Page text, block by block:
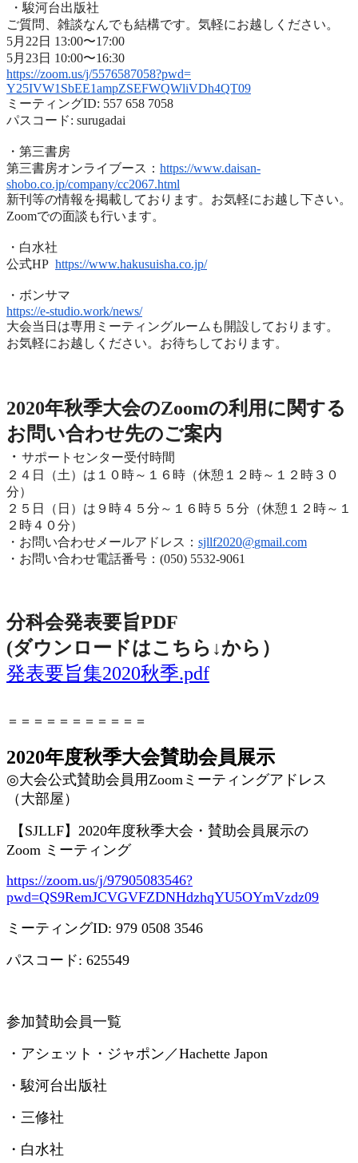
・駿河台出版社
ご質問、雑談なんでも結構です。気軽にお越しください。
5月22日 13:00〜17:00
5月23日 10:00〜16:30
https://zoom.us/j/5576587058?pwd=
Y25IVW1SbEE1ampZSEFWQWliVDh4QT09
ミーティングID: 557 658 7058
パスコード: surugadai
・第三書房
第三書房オンライブース： https://www.daisan-
shobo.co.jp/company/cc2067.html
新刊等の情報を掲載しております。お気軽にお越し下さい。
Zoomでの面談も行います。
・白水社
公式HP https://www.hakusuisha.co.jp/
・ボンサマ
https://e-studio.work/news/
大会当日は専用ミーティングルームも開設しております。
お気軽にお越しください。お待ちしております。
2020年秋季大会のZoomの利用に関する
お問い合わせ先のご案内
・ サポートセンター受付時間
２４日（土）は１０時～１６時（休憩１２時～１２時３０
分）
２５日（日）は９時４５分～１６時５５分（休憩１２時～ １
２時４０分）
・お問い合わせメールアドレス： sjllf2020@gmail.com
・お問い合わせ電話番号：(050) 5532-9061
分科会発表要旨PDF
(ダウンロードはこちら↓から ）
発表要旨集2020秋季.pdf
＝＝＝＝＝＝＝＝＝＝＝
2020年度秋季大会賛助会員展示
◎大会公式賛助会員用Zoom ミーティングアドレス
（大部屋）
【 SJLLF】 2020年度秋季大会・賛助会員展示の
Zoom ミーティング
https://zoom.us/j/97905083546?
pwd=QS9RemJCVGVFZDNHdzhqYU5OYmVzdz09
ミーティングID: 979 0508 3546
パスコード: 625549
参加賛助会員一覧
・アシェット・ジャポン／Hachette Japon
・駿河台出版社
・三修社
・白水社